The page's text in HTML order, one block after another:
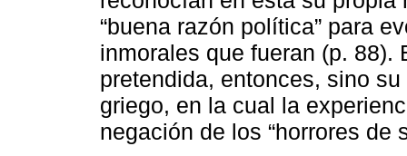
“buena razón política” para
inmorales que fueran (p. 88).
pretendida, entonces, sino
griego, en la cual la
negación de los “horrores de